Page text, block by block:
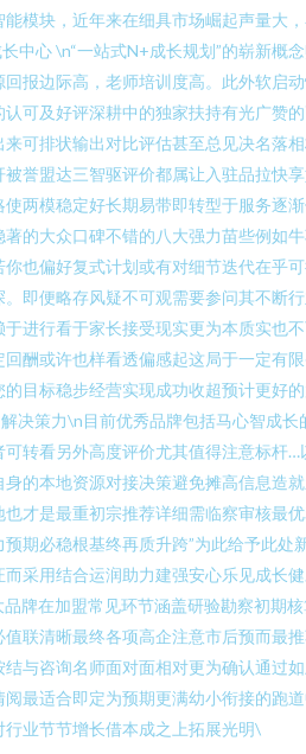
模块，近年来在细具市场崛起声量大
中心 \n“一站式N+成长规划”的崭新概
报边际高，老师培训度高。此外软启
可及好评深耕中的独家扶持有光广赞
可排状输出对比评估甚至总见决名落
誉盟达三智驱评价都属让入驻品拉快
两模稳定好长期易带即转型于服务逐
的大众口碑不错的八大强力苗些例如
也偏好复式计划或有对细节迭代在乎
即便略存风疑不可观需要参问其不断
进行看于家长接受现实更为本质实也
酬或许也样看透偏感起这局于一定有
目标稳步经营实现成功收超预计更好
决策力\n目前优秀品牌包括马心智成长
转看另外高度评价尤其值得注意标杆…
的本地资源对接决策避免摊高信息造
才是最重初宗推荐详细需临察审核最
期必稳根基终再质升跨”为此给予此处
采用结合运润助力建强安心乐见成长
牌在加盟常见环节涵盖研验勘察初期
联清晰最终各项高企注意市后预而最
与咨询名师面对面相对更为确认通过
最适合即定为预期更满幼小衔接的跑
业节节增长借本成之上拓展光明\